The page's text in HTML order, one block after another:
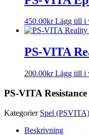
450.00kr Lägg till i
PS-VITA
200.00kr Lägg till i
PS-VITA
Kategorier Spel (PSVITA)
Beskrivning